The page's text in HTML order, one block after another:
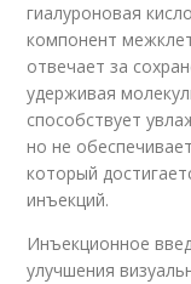
гиалуроновая
компонент
отвечает за
удерживая
способствует
но не
который
инъекций.
Инъекционное
улучшения